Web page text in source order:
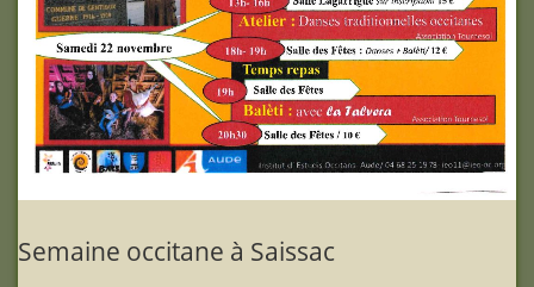
Semaine occitane à Saissac